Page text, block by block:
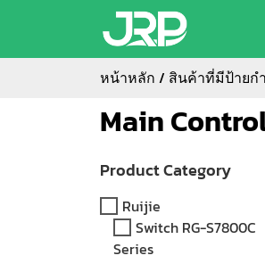
หน้าหลัก / สินค้าที่มีป้ายกำ
Main
Product Category
Ruijie
Switch RG-S7800C
Series